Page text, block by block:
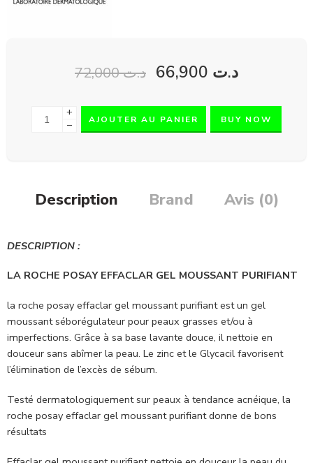
د.ت72,000 د.ت
+
−
AJOUTER AU PANIER BUY NOW
Description Brand Avis (0)
DESCRIPTION :
LA ROCHE POSAY EFFACLAR GEL MOUSSANT PURIFIANT
la roche posay effaclar gel moussant purifiant est un gel
moussant séborégulateur pour peaux grasses et/ou à
imperfections. Grâce à sa base lavante douce, il nettoie en
douceur sans abîmer la peau. Le zinc et le Glycacil favorisent
l’élimination de l’excès de sébum.
Testé dermatologiquement sur peaux à tendance acnéique, la
roche posay effaclar gel moussant purifiant donne de bons
résultats